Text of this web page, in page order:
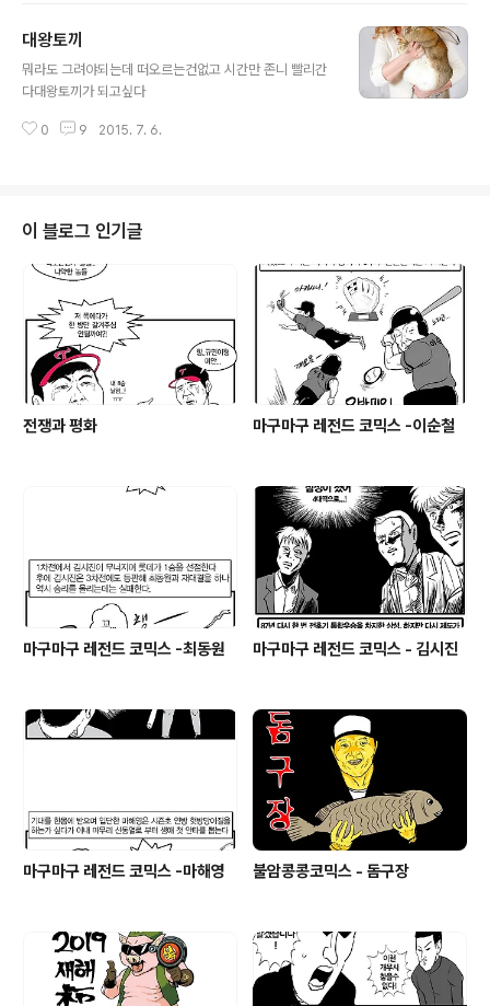
대왕토끼
뭐라도 그려야되는데 떠오르는건없고 시간만 존니 빨리간
다대왕토끼가 되고싶다
0 9 2015. 7. 6.
이 블로그 인기글
전쟁과 평화 마구마구 레전드 코믹스 -이순철
마구마구 레전드 코믹스 -최동원 마구마구 레전드 코믹스 - 김시진
마구마구 레전드 코믹스 -마해영 불암콩콩코믹스 - 돔구장